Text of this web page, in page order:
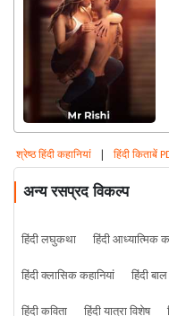
श्रेष्ठ हिंदी कहानियां | हिंदी किताबें
अन्य रसप्रद विकल्प
हिंदी लघुकथा हिंदी आध्यात्मिक
हिंदी क्लासिक कहानियां
हिंदी
हिंदी कविता
हिंदी यात्रा विशेष